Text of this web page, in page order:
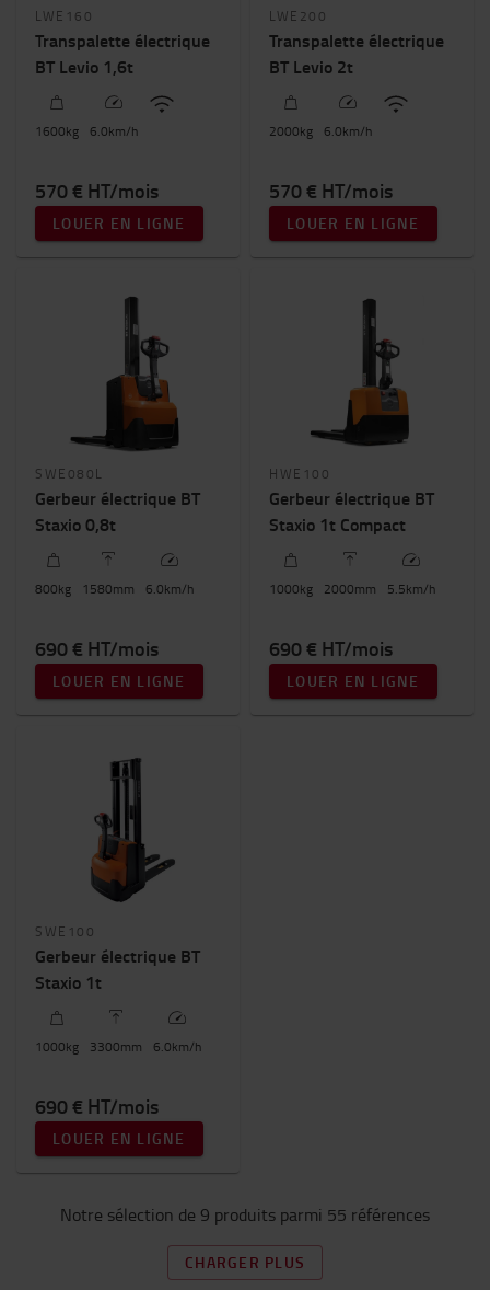
LWE160
Transpalette électrique
BT Levio 1,6t
1600kg 6.0km/h
570 € HT/mois
LOUER EN LIGNE
LWE200
Transpalette électrique
BT Levio 2t
2000kg 6.0km/h
570 € HT/mois
LOUER EN LIGNE
SWE080L
Gerbeur électrique BT
Staxio 0,8t
800kg 1580mm 6.0km/h
690 € HT/mois
LOUER EN LIGNE
HWE100
Gerbeur électrique BT
Staxio 1t Compact
1000kg 2000mm 5.5km/h
690 € HT/mois
LOUER EN LIGNE
SWE100
Gerbeur électrique BT
Staxio 1t
1000kg 3300mm 6.0km/h
690 € HT/mois
LOUER EN LIGNE
Notre sélection de 9 produits parmi 55 références
CHARGER PLUS